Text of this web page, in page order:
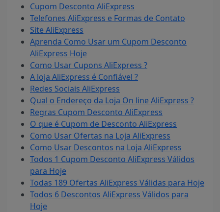
Cupom Desconto AliExpress
Telefones AliExpress e Formas de Contato
Site AliExpress
Aprenda Como Usar um Cupom Desconto
AliExpress Hoje
Como Usar Cupons AliExpress ?
A loja AliExpress é Confiável ?
Redes Sociais AliExpress
Qual o Endereço da Loja On line AliExpress ?
Regras Cupom Desconto AliExpress
O que é Cupom de Desconto AliExpress
Como Usar Ofertas na Loja AliExpress
Como Usar Descontos na Loja AliExpress
Todos 1 Cupom Desconto AliExpress Válidos
para Hoje
Todas 189 Ofertas AliExpress Válidas para Hoje
Todos 6 Descontos AliExpress Válidos para
Hoje